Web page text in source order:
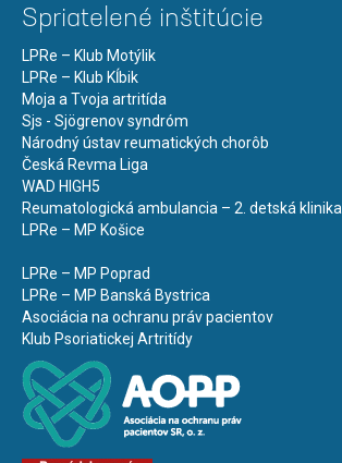
Spriatelené inštitúcie
LPRe – Klub Motýlik
LPRe – Klub Kĺbik
Moja a Tvoja artritída
Sjs - Sjögrenov syndróm
Národný ústav reumatických chorôb
Česká Revma Liga
WAD HIGH5
Reumatologická ambulancia – 2. detská klinika
LPRe – MP Košice
LPRe – MP Poprad
LPRe – MP Banská Bystrica
Asociácia na ochranu práv pacientov
Klub Psoriatickej Artritídy